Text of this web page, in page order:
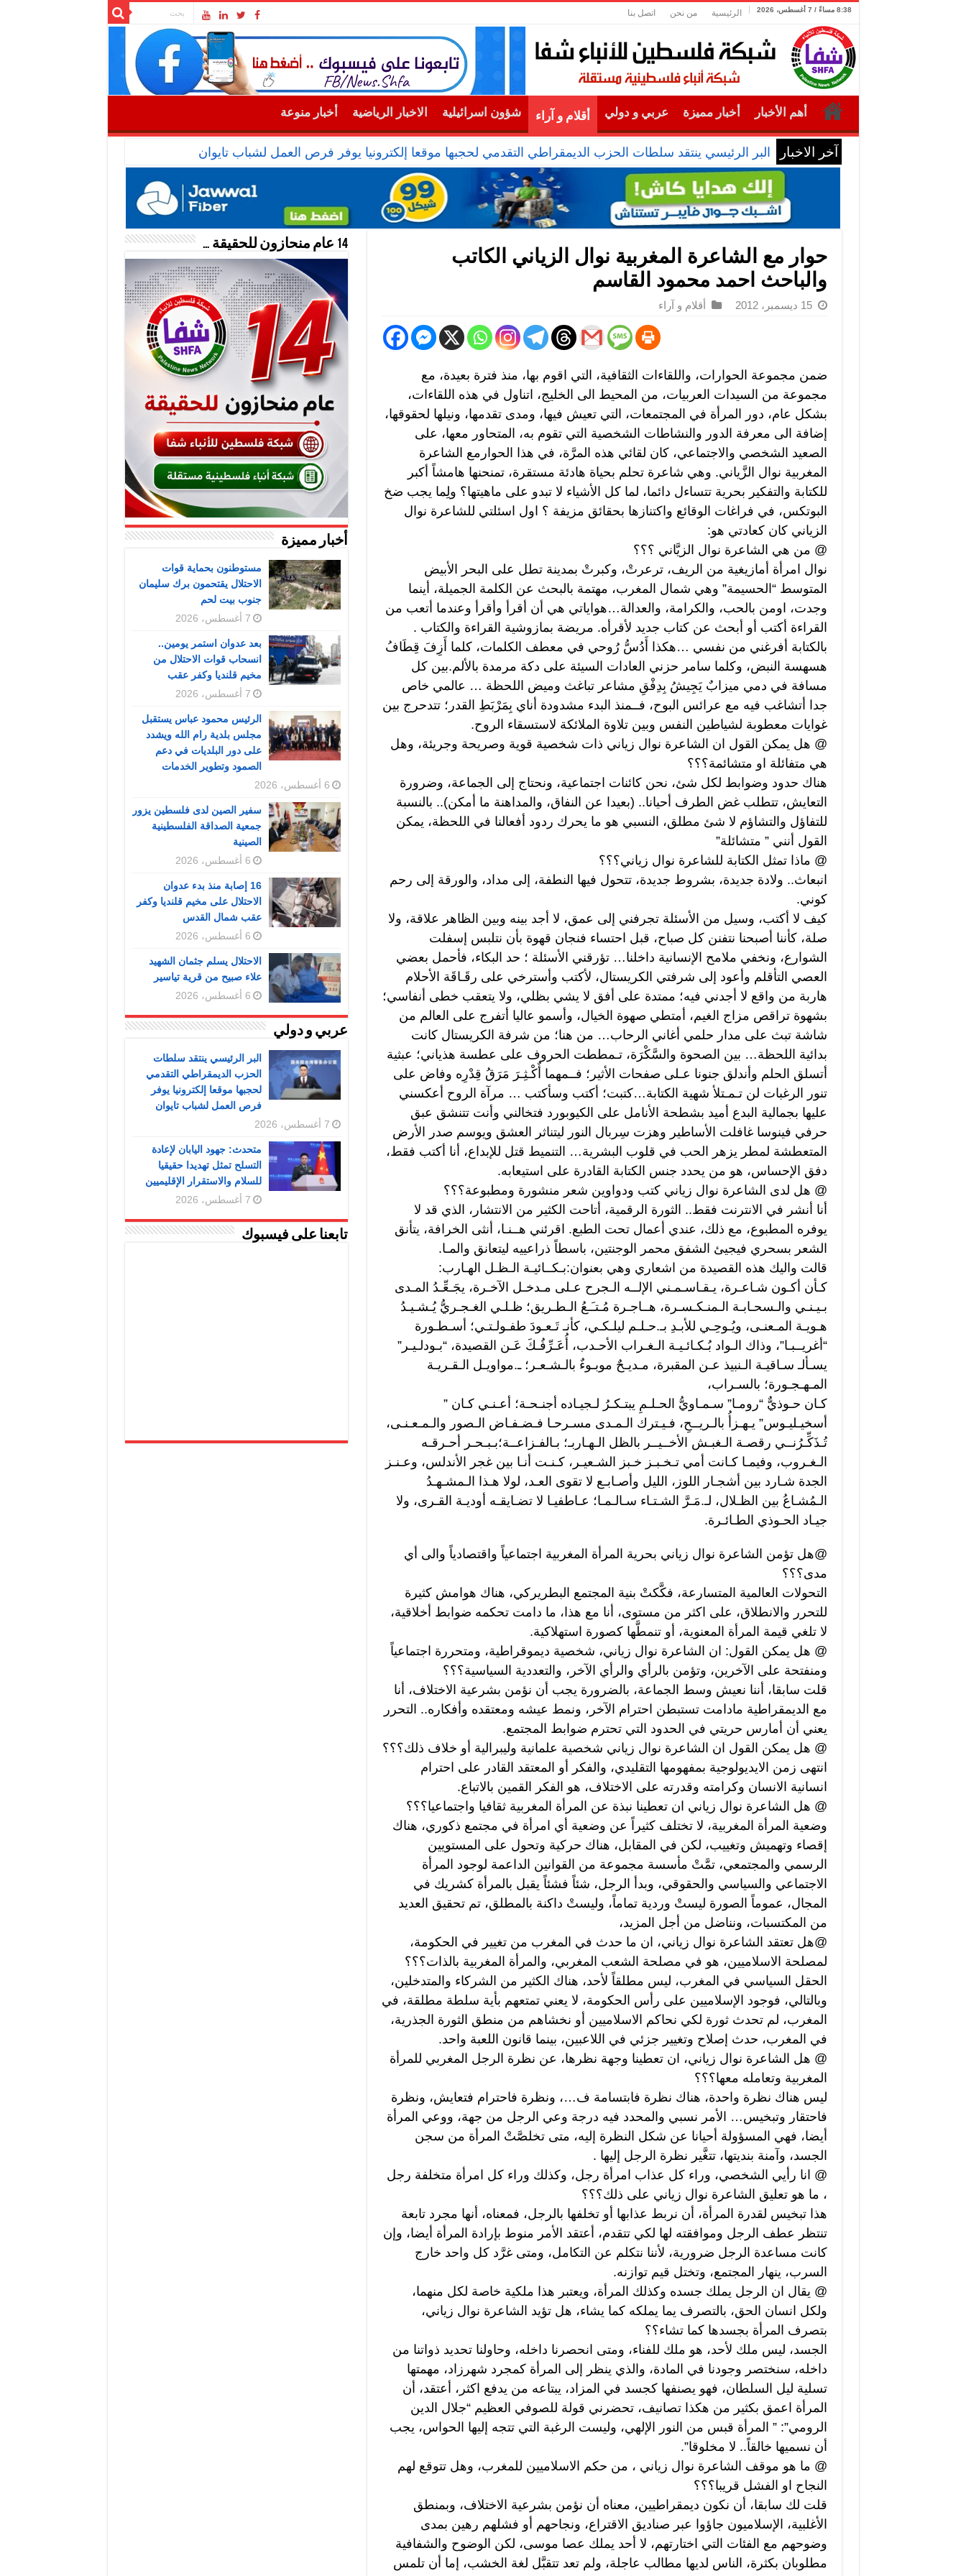
8:38 مساءً / 7 أغسطس، 2026 الرئيسية من نحن اتصل بنا
أهم الأخبار أخبار مميزة عربي و دولي أقلام و آراء شؤون اسرائيلية الاخبار الرياضية أخبار منوعة
آخر الاخبار البر الرئيسي ينتقد سلطات الحزب الديمقراطي التقدمي لحجبها موقعا إلكترونيا يوفر فرص العمل لشباب تايوان
حوار مع الشاعرة المغربية نوال الزياني الكاتب
والباحث احمد محمود القاسم
15 ديسمبر، 2012 أقلام و آراء
ضمن مجموعة الحوارات، واللقاءات الثقافية، التي اقوم بها، منذ فترة بعيدة، مع
مجموعة من السيدات العربيات، من المحيط الى الخليج، اتناول في هذه اللقاءات،
بشكل عام، دور المرأة في المجتمعات، التي تعيش فيها، ومدى تقدمها، ونيلها لحقوقها،
إضافة الى معرفة الدور والنشاطات الشخصية التي تقوم به، المتحاور معها، على
الصعيد الشخصي والاجتماعي، كان لقائي هذه المرَّة، في هذا الحوارمع الشاعرة
المغربية نوال الزَّياني. وهي شاعرة تحلم بحياة هادئة مستقرة، تمنحنها هامشاً أكبر
للكتابة والتفكير بحرية تتساءل دائما، لما كل الأشياء لا تبدو على ماهيتها؟ ولِما يجب ضخ
البوتكس، في فراغات الوقائع واكتنازها بحقائق مزيفة ؟ اول اسئلتي للشاعرة نوال
الزياني كان كعادتي هو:
@ من هي الشاعرة نوال الزيَّاني ؟؟؟
نوال امرأة أمازيغية من الريف، ترعرتْ، وكبرتْ بمدينة تطل على البحر الأبيض
المتوسط “الحسيمة” وهي شمال المغرب، مهتمة بالبحث عن الكلمة الجميلة، أينما
وجدت، اومن بالحب، والكرامة، والعدالة…هواياتي هي أن أقرأ وأقرأ وعندما أتعب من
القراءة أكتب أو أبحث عن كتاب جديد لأقرأه. مريضة بمازوشية القراءة والكتاب .
بالكتابة أفرغني من نفسي …هكذا أَدُسُّ رُوحي في معطف الكلمات، كلما أَزِفَ قِطَافُ
هسهسة النبض، وكلما سامر حزني العادات السيئة على دكة مرمدة بالألم.بين كل
مسافة في دمي ميزابٌ يَجِيشُ بِدِفْقِ مشاعر تباغث وميض اللحظة … عالمي خاص
جدا أتشاغب فيه مع عرائس البوح، فــمنذ البدء مشدودة أناي بِمَرْبَطِ القدر؛ تتدحرج بين
غوايات معطوبة لشياطين النفس وبين تلاوة الملائكة لاستسقاء الروح.
@ هل يمكن القول ان الشاعرة نوال زياني ذات شخصية قوية وصريحة وجريئة، وهل
هي متفائلة او متشائمة؟؟؟
هناك حدود وضوابط لكل شئ، نحن كائنات اجتماعية، ونحتاج إلى الجماعة، وضرورة
التعايش، تتطلب غض الطرف أحيانا.. (بعيدا عن النفاق، والمداهنة ما أمكن).. بالنسبة
للتفاؤل والتشاؤم لا شئ مطلق، النسبي هو ما يحرك ردود أفعالنا في اللحظة، يمكن
القول أنني ” متشائلة”
@ ماذا تمثل الكتابة للشاعرة نوال زياني؟؟؟
انبعاث.. ولادة جديدة، بشروط جديدة، تتحول فيها النطفة، إلى مداد، والورقة إلى رحم
كوني.
كيف لا أكتب، وسيل من الأسئلة تجرفني إلى عمق، لا أجد بينه وبين الظاهر علاقة، ولا
صلة، كأننا أصبحنا نتفنن كل صباح، قبل احتساء فنجان قهوة بأن نتلبس إسفلت
الشوارع، ونخفي ملامح الإنسانية داخلنا… تؤرقني الأسئلة ؛ حد البكاء، فأحمل بعضي
العصي التأقلم وأعود إلى شرفتي الكريستال، لأكتب وأسترخي على رقَـاقَة الأحلام
هاربة من واقع لا أجدني فيه؛ ممتدة على أفق لا يشي بظلي، ولا يتعقب خطى أنفاسي؛
بشهوة تراقص مزاج الغيم، أمتطي صهوة الخيال، وأسمو عاليا أتفرج على العالم من
شاشة تبث على مدار حلمي أغاني الرحاب… من هنا؛ من شرفة الكريستال كانت
بدائية اللحظة… بين الصحوة والسَّكْرَة، تـمططت الحروف على عطسة هذياني؛ عبثية
أتسلق الحلم وأندلق جنونا عـلى صفحات الأثير؛ فــمهما أٌكْـثِـرَ مَرَقُ قِدْرِه وفاض على
تنور الرغبات لن تـمـتلأ شهية الكتابة…كتبت؛ أكتب وسأكتب … مرآة الروح أعكسني
عليها بجمالية البدع أميد بشطحة الأنامل على الكيوبورد فتخالني وأنت تتنشق عبق
حرفي فينوسا غافلت الأساطير وهزت سِربال النور ليتناثر العشق ويوسم صدر الأرض
المتعطشة لمطر يزهر الحب في قلوب البشرية… التنميط قتل للإبداع، أنا أكتب فقط،
دفق الإحساس، هو من يحدد جنس الكتابة القادرة على استيعابه.
@ هل لدى الشاعرة نوال زياني كتب ودواوين شعر منشورة ومطبوعة؟؟؟
أنا أنشر في الانترنت فقط.. الثورة الرقمية، أتاحت الكثير من الانتشار، الذي قد لا
يوفره المطبوع، مع ذلك، عندي أعمال تحت الطبع. اقرئني هــنـا، أنثى الخرافة، يتأنق
الشعر بسحري فيجيئ الشفق محمر الوجنتين، باسطاً ذراعييه ليتعانق والمـا.
قالت واليك هذه القصيدة من اشعاري وهي بعنوان:بـكــائيـة الـظـل الهـارب:
كـأن أكـون شـاعـرة، يـقـاسـمـني الإلــه الـجرح عـلى مـدخـل الآخـرة، يجَـعِّـدُ المـدى
بـيـنـي والـسحـابـة الـمنـكـسـرة، هــاجـرة مُـتـَـعُ الـطـريق؛ ظـلـي الغـجـريُّ يُـشـيـدُ
هـويـة المـعنـى، ويُـوحِـي للأبـدِ بـ.حـلـم ليلـكـي، كأنـ تَـعـودَ طفـولـتـي؛ أسـطـورة
“أغريــبـا”، وذاك الـواد بُـكـائـيـة الـغـراب الأحـدب، أُعَـرِّفُـكَ عَـن القصيدة، “بـودلـيـر”
يسـألـ سـاقيـة الـنبيذ عـن المقبرة، مـديـحٌ موبـوءٌ بالـشـعـر؛ ـ.مواويـل الـقـريـة
المـهـجـورة؛ بالسـراب،
كـان حـوذيٌّ “رومـا” سـمـاويُّ الحـلـمِ يبتـكـرُ لـجيـاده أجنـحـة؛ أعـنـي كـان ”
أسخيـليـوس” يـهـزأُ بالـريــحِ، فـيـترك الـمـدى مسـرحـا فـضـفـاض الـصور والـمـعـنـى،
تُـذَكِّـرُنــي رقصـة الـغبـش الأخــيــر بالظل الـهـاربـ؛ بـالفـزاعــة؛بـبـحـر أحـرقـه
الـغـروب، وفيمـا كـانت أمي تـخـبـز خـبز الشـعيـر، كـنـت أنـا بين غجر الأندلس، وعـنـز
الجدة شـارد بين أشجـار اللوز، الليل وأصـابـع لا تقوى العـد، لولا هـذا الـمشـهـدُ
الـمُشـاعُ بين الظـلال، لـ.مَـرَّ الشـتـاء سـالـمـا؛ عـاطفيـا لا تضـايقـه أوديـة القـرى، ولا
جيـاد الحـوذي الطـائـرة.
@هل تؤمن الشاعرة نوال زياني بحرية المرأة المغربية اجتماعياً واقتصادياً والى أي
مدى؟؟؟
التحولات العالمية المتسارعة، فكَّكتْ بنية المجتمع البطريركي، هناك هوامش كثيرة
للتحرر والانطلاق، على اكثر من مستوى، أنا مع هذا، ما دامت تحكمه ضوابط أخلاقية،
لا تلغي قيمة المرأة المعنوية، أو تنمطَّها كصورة استهلاكية.
@ هل يمكن القول: ان الشاعرة نوال زياني، شخصية ديموقراطية، ومتحررة اجتماعياً
ومنفتحة على الآخرين، وتؤمن بالرأي والرأي الآخر، والتعددية السياسية؟؟؟
قلت سابقا، أننا نعيش وسط الجماعة، بالضرورة يجب أن نؤمن بشرعية الاختلاف، أنا
مع الديمقراطية مادامت تستبطن احترام الآخر، ونمط عيشه ومعتقده وأفكاره.. التحرر
يعني أن أمارس حريتي في الحدود التي تحترم ضوابط المجتمع.
@ هل يمكن القول ان الشاعرة نوال زياني شخصية علمانية وليبرالية أو خلاف ذلك؟؟؟
انتهى زمن الايديولوجية بمفهومها التقليدي، والفكر أو المعتقد القادر على احترام
انسانية الانسان وكرامته وقدرته على الاختلاف، هو الفكر القمين بالاتباع.
@ هل الشاعرة نوال زياني ان تعطينا نبذة عن المرأة المغربية ثقافيا واجتماعيا؟؟؟
وضعية المرأة المغربية، لا تختلف كثيراً عن وضعية أي امرأة في مجتمع ذكوري، هناك
إقصاء وتهميش وتغييب، لكن في المقابل، هناك حركية وتحول على المستويين
الرسمي والمجتمعي، تمَّتْ مأسسة مجموعة من القوانين الداعمة لوجود المرأة
الاجتماعي والسياسي والحقوقي، وبدأ الرجل، شئاً فشئاً يقبل بالمرأة كشريك في
المجال، عموماً الصورة ليستْ وردية تماماً، وليستْ داكنة بالمطلق، تم تحقيق العديد
من المكتسبات، ونناضل من أجل المزيد،
@هل تعتقد الشاعرة نوال زياني، ان ما حدث في المغرب من تغيير في الحكومة،
لمصلحة الاسلاميين، هو في مصلحة الشعب المغربي، والمرأة المغربية بالذات؟؟؟
الحقل السياسي في المغرب، ليس مطلقاً لأحد، هناك الكثير من الشركاء والمتدخلين،
وبالتالي، فوجود الإسلاميين على رأس الحكومة، لا يعني تمتعهم بأية سلطة مطلقة، في
المغرب، لم تحدث ثورة لكي نحاكم الاسلاميين أو نخشاهم من منطق الثورة الجذرية،
في المغرب، حدث إصلاح وتغيير جزئي في اللاعبين، بينما قانون اللعبة واحد.
@ هل الشاعرة نوال زياني، ان تعطينا وجهة نظرها، عن نظرة الرجل المغربي للمرأة
المغربية وتعامله معها؟؟؟
ليس هناك نظرة واحدة، هناك نظرة فابتسامة ف…، ونظرة فاحترام فتعايش، ونظرة
فاحتقار وتبخيس… الأمر نسبي والمحدد فيه درجة وعي الرجل من جهة، ووعي المرأة
أيضا، فهي المسؤولة أحيانا عن شكل النظرة إليه، متى تخلصَّتْ المرأة من سجن
الجسد، وآمنة بنديتها، تتغَّير نظرة الرجل إليها .
@ انا رأيي الشخصي، وراء كل عذاب امرأة رجل، وكذلك وراء كل امرأة متخلفة رجل
، ما هو تعليق الشاعرة نوال زياني على ذلك؟؟؟
هذا تبخيس لقدرة المرأة، أن نربط عذابها أو تخلفها بالرجل، فمعناه، أنها مجرد تابعة
تنتظر عطف الرجل وموافقته لها لكي تتقدم، أعتقد الأمر منوط بإرادة المرأة أيضا، وإن
كانت مساعدة الرجل ضرورية، لأننا نتكلم عن التكامل، ومتى غرَّد كل واحد خارج
السرب، ينهار المجتمع، وتختل قيم توازنه.
@ يقال ان الرجل يملك جسده وكذلك المرأة، ويعتبر هذا ملكية خاصة لكل منهما،
ولكل انسان الحق، بالتصرف يما يملكه كما يشاء، هل تؤيد الشاعرة نوال زياني،
بتصرف المرأة بجسدها كما تشاء؟؟
الجسد، ليس ملك لأحد، هو ملك للفناء، ومتى انحصرنا داخله، وحاولنا تحديد ذواتنا من
داخله، سنختصر وجودنا في المادة، والذي ينظر إلى المرأة كمجرد شهرزاد، مهمتها
تسلية ليل السلطان، فهو يصنفها كجسد في المزاد، يبتاعه من يدفع اكثر، أعتقد، أن
المرأة اعمق بكثير من هكذا تصانيف، تحضرني قولة للصوفي العظيم “جلال الدين
الرومي”: ” المرأة قبس من النور الإلهي، وليست الرغبة التي تتجه إليها الحواس، يجب
أن نسميها خالقاً.. لا مخلوقا”.
@ ما هو موقف الشاعرة نوال زياني ، من حكم الاسلاميين للمغرب، وهل تتوقع لهم
النجاح او الفشل قريبا؟؟؟
قلت لك سابقا، أن نكون ديمقراطيين، معناه أن نؤمن بشرعية الاختلاف، وبمنطق
الأغلبية، الإسلاميون جاؤوا عبر صناديق الاقتراع، ونجاحهم أو فشلهم رهين بمدى
وضوحهم مع الفئات التي اختارتهم، لا أحد يملك عصا موسى، لكن الوضوح والشفافية
مطلوبان بكثرة، الناس لديها مطالب عاجلة، ولم تعد تتقبَّل لغة الخشب، إما أن تلمس
14 عام منحازون للحقيقة …
أخبار مميزة
مستوطنون بحماية قوات
الاحتلال يقتحمون برك سليمان
جنوب بيت لحم
7 أغسطس، 2026
بعد عدوان استمر يومين..
انسحاب قوات الاحتلال من
مخيم قلنديا وكفر عقب
7 أغسطس، 2026
الرئيس محمود عباس يستقبل
مجلس بلدية رام الله ويشدد
على دور البلديات في دعم
الصمود وتطوير الخدمات
6 أغسطس، 2026
سفير الصين لدى فلسطين يزور
جمعية الصداقة الفلسطينية
الصينية
6 أغسطس، 2026
16 إصابة منذ بدء عدوان
الاحتلال على مخيم قلنديا وكفر
عقب شمال القدس
6 أغسطس، 2026
الاحتلال يسلم جثمان الشهيد
علاء صبيح من قرية تياسير
6 أغسطس، 2026
عربي و دولي
البر الرئيسي ينتقد سلطات
الحزب الديمقراطي التقدمي
لحجبها موقعا إلكترونيا يوفر
فرص العمل لشباب تايوان
7 أغسطس، 2026
متحدث: جهود اليابان لإعادة
التسلح تمثل تهديدا حقيقيا
للسلام والاستقرار الإقليميين
7 أغسطس، 2026
تابعنا على فيسبوك